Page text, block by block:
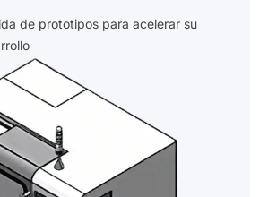
de prototipos para acelerar su